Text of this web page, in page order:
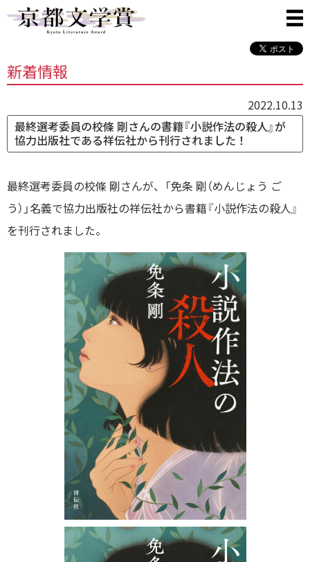
新着情報
2022.10.13
最終選考委員の校條 剛さんの書籍『小説作法の殺人』が
協力出版社である祥伝社から刊行されました！
最終選考委員の校條 剛さんが、「免条 剛（めんじょう ご
う）」名義で協力出版社の祥伝社から書籍『小説作法の殺人』
を刊行されました。